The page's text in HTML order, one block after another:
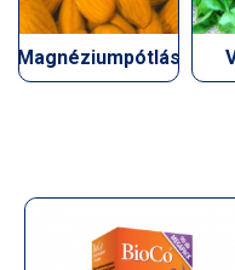
Magnéziumpótlás